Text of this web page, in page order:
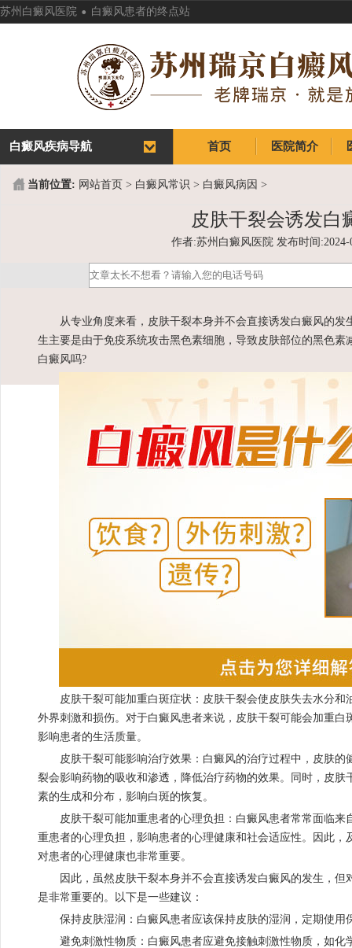
苏州白癜风医院 . 白癜风患者的终点站
首页
首页
医院简介
白癜风疾病导航
当前位置: 网站首页 > 白癜风常识 > 白癜风病因 >
皮肤干裂会诱发白
作者:苏州白癜风医院 发布时间:2024-
从专业角度来看，皮肤干裂本身并不会直接诱发白癜风的发
生主要是由于免疫系统攻击黑色素细胞，导致皮肤部位的黑色素
白癜风吗?
皮肤干裂可能加重白斑症状：皮肤干裂会使皮肤失去水分和
外界刺激和损伤。对于白癜风患者来说，皮肤干裂可能会加重白
影响患者的生活质量。
皮肤干裂可能影响治疗效果：白癜风的治疗过程中，皮肤的
裂会影响药物的吸收和渗透，降低治疗药物的效果。同时，皮肤
素的生成和分布，影响白斑的恢复。
皮肤干裂可能加重患者的心理负担：白癜风患者常常面临来
重患者的心理负担，影响患者的心理健康和社会适应性。因此，
对患者的心理健康也非常重要。
因此，虽然皮肤干裂本身并不会直接诱发白癜风的发生，但
是非常重要的。以下是一些建议：
保持皮肤湿润：白癜风患者应该保持皮肤的湿润，定期使用
避免刺激性物质：白癜风患者应避免接触刺激性物质，如化